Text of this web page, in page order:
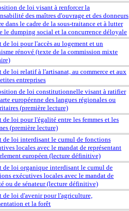
de loi visant à renforcer la
des maîtres d'ouvrage et des donneurs
dans le cadre de la sous-traitance et à lutter
le dumping social et la concurrence déloyale
de loi pour l'accès au logement et un
rénové (texte de la commission mixte
de loi relatif à l'artisanat, au commerce et aux
entreprises
de loi constitutionnelle visant à ratifier
européenne des langues régionales ou
(première lecture)
de loi pour l'égalité entre les femmes et les
(première lecture)
de loi interdisant le cumul de fonctions
locales avec le mandat de représentant
européen (lecture définitive)
de loi organique interdisant le cumul de
exécutives locales avec le mandat de
ou de sénateur (lecture définitive)
de loi d'avenir pour l'agriculture,
et la forêt